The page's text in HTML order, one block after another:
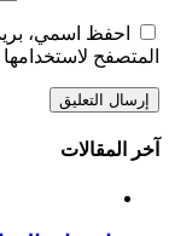
احفظ اسمي،
المتصفح
آخر المقالات